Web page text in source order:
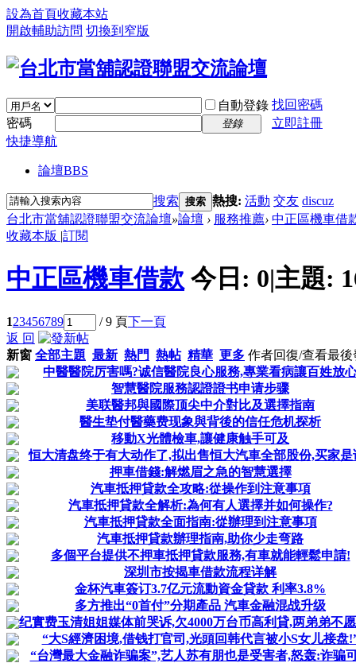
設為首頁收藏本站
開啟輔助訪問 切換到窄版
自動登錄 找回密碼
密碼
登錄
立即註冊
快捷導航
論壇BBS
搜索 搜索 熱搜: 活動 交友 discuz
台北市當舖認證聯盟交流論壇»論壇 › 服務推薦› 中正區機車借
收藏本版 |訂閱
中正區機車借款 今日: 0|主題:
123456789 / 9 頁下一頁
返 回
新窗 全部主題 最新 熱門 熱帖 精華 更多 作者回復/查看最後
中醫醫院厉害嗎?诚信醫院良心服務,專業看病讓百姓放
智慧醫院服務認證證书申请步骤
美联醫邦與國際顶尖中介對比及選擇指南
醫生垫付醫藥费现象與背後的信任危机探析
移動X光體檢車,讓健康触手可及
恒大清盘终于有大动作了,拟出售恒大汽車全部股份,买家是
押車借錢:解燃眉之急的智慧選擇
汽車抵押貸款全攻略:從操作到注意事項
汽車抵押貸款全解析:為何有人選擇并如何操作?
汽車抵押貸款全面指南:從辦理到注意事項
汽車抵押貸款辦理指南,助你少走弯路
多個平台提供不押車抵押貸款服務,有車就能輕鬆申請!
深圳市按揭車借款流程详解
金杯汽車簽订3.7亿元流動資金貸款 利率3.8%
多方推出“0首付”分期產品 汽車金融混战升级
纪實费玉清姐姐媒体前哭诉,欠4000万台币高利貸,两弟弟不
“大S經濟困境,借钱打官司,光頭回韩代言被小S女儿接盘
“台灣最大金融诈骗案”,艺人苏有朋也是受害者,怒轰:诈骗